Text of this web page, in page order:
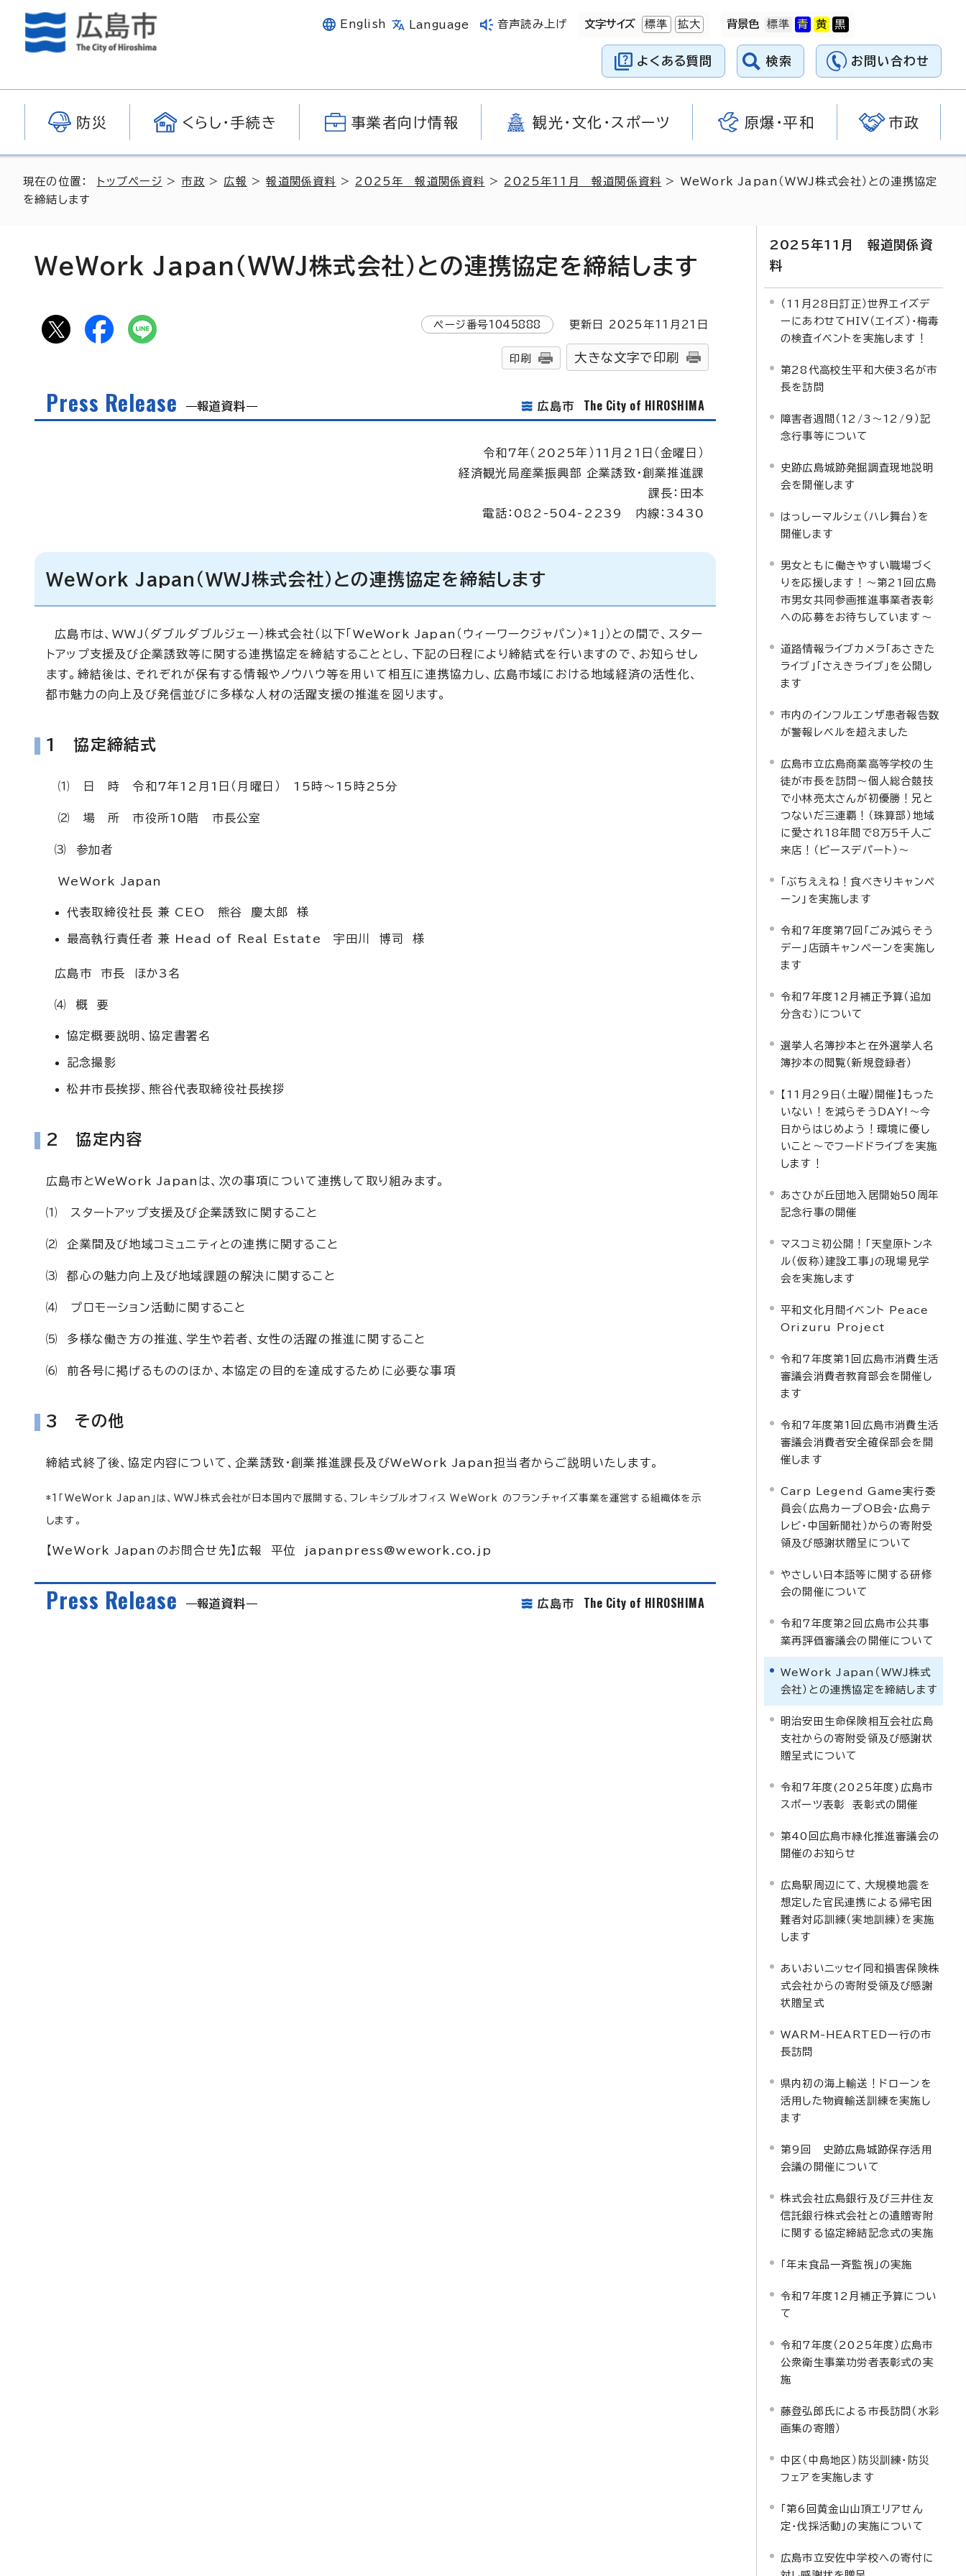
English Language 音声読み上げ 文字サイズ 標準 拡大 背景色
よくある質問 検索 お問い合わせ
防災 くらし・手続き 事業者向け情報 観光・文化・スポーツ 原爆・平和 市政
現在の位置： トップページ >市政 > 広報 >報道関係資料 > 2025年 報道関係資料 > 2025年11月 報道関係資料 > WeWork Japan（WWJ株式会社）との連携協定
を締結します
WeWork Japan（WWJ株式会社）との連携協定を締結します
ページ番号1045888 更新日 2025 年11 月 21 日
印刷 大きな文字で印刷
Press Release 報道資料 広島市 The City of HIROSHIMA
令和7年（2025年）11月21日（金曜日）
経済観光局産業振興部 企業誘致・創業推進課
課長：田本
電話：082-504-2239 内線：3430
WeWork Japan（WWJ株式会社）との連携協定を締結します
広島市は、WWJ（ダブルダブルジェー）株式会社（以下「WeWork Japan（ウィーワークジャパン）*1」）との間で、スター
トアップ支援及び企業誘致等に関する連携協定を締結することとし、下記の日程により締結式を行いますので、お知らせし
ます。締結後は、それぞれが保有する情報やノウハウ等を用いて相互に連携協力し、広島市域における地域経済の活性化、
都市魅力の向上及び発信並びに多様な人材の活躍支援の推進を図ります。
1 協定締結式
⑴ 日 時 令和7年12月1日（月曜日） 15時～15時25分
⑵ 場 所 市役所10階 市長公室
⑶ 参加者
WeWork Japan
代表取締役社長 兼 CEO 熊谷 慶太郎 様
最高執行責任者 兼 Head of Real Estate 宇田川 博司 様
広島市 市長 ほか3名
⑷ 概 要
協定概要説明、協定書署名
記念撮影
松井市長挨拶、熊谷代表取締役社長挨拶
2 協定内容
広島市とWeWork Japanは、次の事項について連携して取り組みます。
⑴ スタートアップ支援及び企業誘致に関すること
⑵ 企業間及び地域コミュニティとの連携に関すること
⑶ 都心の魅力向上及び地域課題の解決に関すること
⑷ プロモーション活動に関すること
⑸ 多様な働き方の推進、学生や若者、女性の活躍の推進に関すること
⑹ 前各号に掲げるもののほか、本協定の目的を達成するために必要な事項
3 その他
締結式終了後、協定内容について、企業誘致・創業推進課長及びWeWork Japan担当者からご説明いたします。
*1「WeWork Japan」は、WWJ株式会社が日本国内で展開する、フレキシブルオフィス WeWork のフランチャイズ事業を運営する組織体を示
します。
【WeWork Japanのお問合せ先】広報 平位 japanpress@wework.co.jp
Press Release 報道資料 広島市 The City of HIROSHIMA
2025年11月 報道関係資
料
（11月28日訂正）世界エイズデ
ーにあわせてHIV（エイズ）・梅毒
の検査イベントを実施します！
第28代高校生平和大使3名が市
長を訪問
障害者週間（12/3～12/9）記
念行事等について
史跡広島城跡発掘調査現地説明
会を開催します
はっしーマルシェ（ハレ舞台）を
開催します
男女ともに働きやすい職場づく
りを応援します！～第21回広島
市男女共同参画推進事業者表彰
への応募をお待ちしています～
道路情報ライブカメラ「あさきた
ライブ」「さえきライブ」を公開し
ます
市内のインフルエンザ患者報告数
が警報レベルを超えました
広島市立広島商業高等学校の生
徒が市長を訪問～個人総合競技
で小林亮太さんが初優勝！兄と
つないだ三連覇！（珠算部）地域
に愛され18年間で8万5千人ご
来店！（ピースデパート）～
「ぶちええね！食べきりキャンペ
ーン」を実施します
令和7年度第7回「ごみ減らそう
デー」店頭キャンペーンを実施し
ます
令和7年度12月補正予算（追加
分含む）について
選挙人名簿抄本と在外選挙人名
簿抄本の閲覧（新規登録者）
【11月29日（土曜）開催】もった
いない！を減らそうDAY!～今
日からはじめよう！環境に優し
いこと～でフードドライブを実施
します！
あさひが丘団地入居開始50周年
記念行事の開催
マスコミ初公開！「天皇原トンネ
ル（仮称）建設工事」の現場見学
会を実施します
平和文化月間イベント Peace
Orizuru Project
令和7年度第1回広島市消費生活
審議会消費者教育部会を開催し
ます
令和7年度第1回広島市消費生活
審議会消費者安全確保部会を開
催します
Carp Legend Game実行委
員会（広島カープOB会・広島テ
レビ・中国新聞社）からの寄附受
領及び感謝状贈呈について
やさしい日本語等に関する研修
会の開催について
令和7年度第2回広島市公共事
業再評価審議会の開催について
WeWork Japan（WWJ株式
会社）との連携協定を締結します
明治安田生命保険相互会社広島
支社からの寄附受領及び感謝状
贈呈式について
令和7年度(2025年度)広島市
スポーツ表彰 表彰式の開催
第40回広島市緑化推進審議会の
開催のお知らせ
広島駅周辺にて、大規模地震を
想定した官民連携による帰宅困
難者対応訓練（実地訓練）を実施
します
あいおいニッセイ同和損害保険株
式会社からの寄附受領及び感謝
状贈呈式
WARM-HEARTED一行の市
長訪問
県内初の海上輸送！ドローンを
活用した物資輸送訓練を実施し
ます
第9回 史跡広島城跡保存活用
会議の開催について
株式会社広島銀行及び三井住友
信託銀行株式会社との遺贈寄附
に関する協定締結記念式の実施
「年末食品一斉監視」の実施
令和7年度12月補正予算につい
て
令和7年度（2025年度）広島市
公衆衛生事業功労者表彰式の実
施
藤登弘郎氏による市長訪問（水彩
画集の寄贈）
中区（中島地区）防災訓練・防災
フェアを実施します
「第6回黄金山山頂エリアせん
定・伐採活動」の実施について
広島市立安佐中学校への寄付に